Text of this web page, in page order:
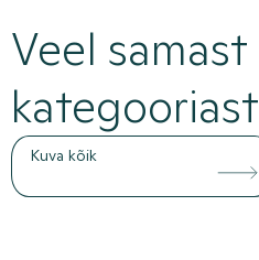
Veel samast
kategooriast
Kuva kõik